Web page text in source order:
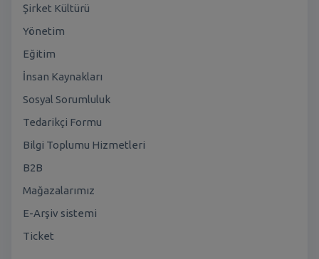
Şirket Kültürü
Yönetim
Eğitim
İnsan Kaynakları
Sosyal Sorumluluk
Tedarikçi Formu
Bilgi Toplumu Hizmetleri
B2B
Mağazalarımız
E-Arşiv sistemi
Ticket